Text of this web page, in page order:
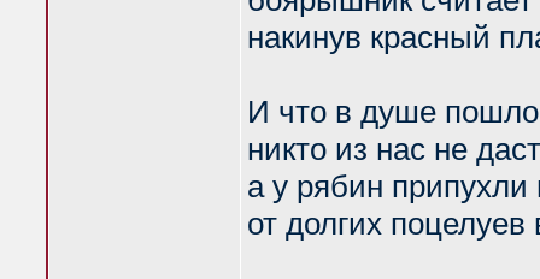
накинув красный
И что в душе
никто из нас не
а у рябин припухли
от долгих поцелуев